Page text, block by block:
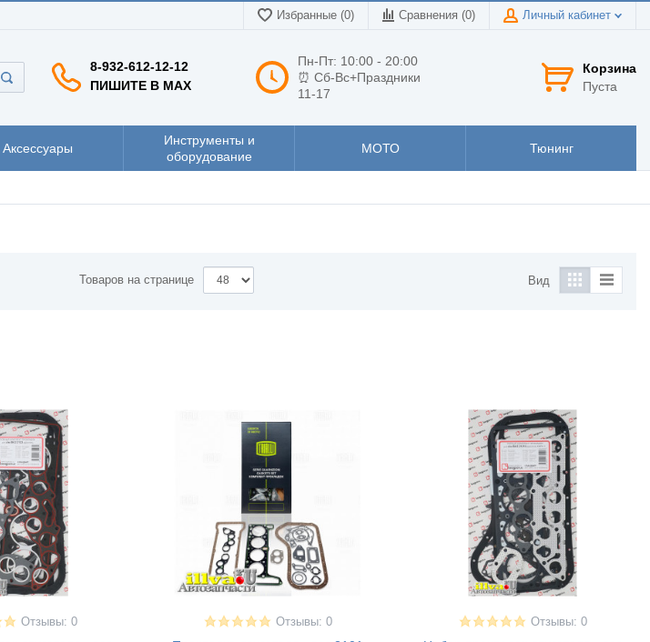
Избранные (0) Сравнения (0) Личный кабинет
8-932-612-12-12
ПИШИТЕ В MAX
Пн-Пт: 10:00 - 20:00
⏰ Сб-Вс+Праздники
11-17
Корзина
Пуста
Аксессуары
Инструменты и
оборудование
МОТО Тюнинг
Товаров на странице Вид
Отзывы: 0 Отзывы: 0 Отзывы: 0